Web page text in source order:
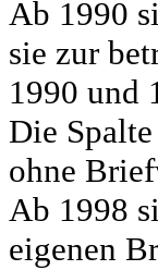
Ab 1990
sie zur
1990 und
Die
ohne
Ab 1998
eigenen